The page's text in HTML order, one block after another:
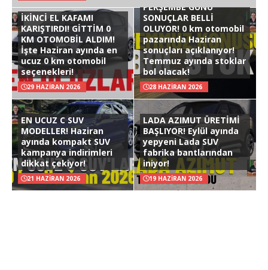
İKİNCİ EL KAFAMI
KARIŞTIRDI! GİTTİM 0
KM OTOMOBİL ALDIM!
İşte Haziran ayında en
ucuz 0 km otomobil
seçenekleri!
29 HAZIRAN 2026
PERŞEMBE GÜNÜ
SONUÇLAR BELLİ
OLUYOR! 0 km otomobil
pazarında Haziran
sonuçları açıklanıyor!
Temmuz ayında stoklar
bol olacak!
28 HAZIRAN 2026
EN UCUZ C SUV
MODELLER! Haziran
ayında kompakt SUV
kampanya indirimleri
dikkat çekiyor!
21 HAZIRAN 2026
LADA AZIMUT ÜRETİMİ
BAŞLIYOR! Eylül ayında
yepyeni Lada SUV
fabrika bantlarından
iniyor!
19 HAZIRAN 2026